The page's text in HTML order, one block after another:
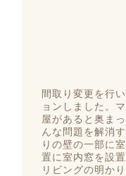
間取り変更を行
ョンしました。
屋があると奥ま
んな問題を解消
りの壁の一部に
置に室内窓を設
リビングの明か